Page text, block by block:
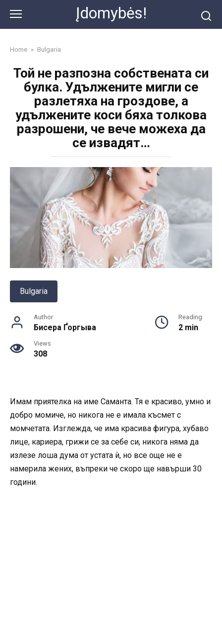
content
Įdomybės!
Home » Bulgaria
Той не разпозна собствената си
булка. Удължените мигли се
разлетяха на гроздове, а
удължените коси бяха толкова
разрошени, че вече можеха да
се извадят…
Bulgaria
Author
Бисера Ґоргыва
Reading
2 min
Views
308
Имам приятелка на име Саманта. Тя е красиво, умно и
добро момиче, но никога не е имала късмет с
момчетата. Изглежда, че има красива фигура, хубаво
лице, кариера, грижи се за себе си, никога няма да
излезе лоша дума от устата ѝ, но все още не е
намерила жених, въпреки че скоро ще навърши 30
години.